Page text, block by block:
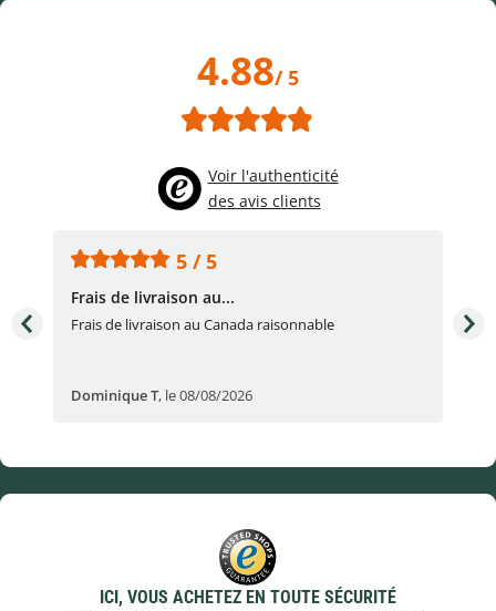
4.88/ 5
Voir l'authenticité
des avis clients
5 / 5
Frais de livraison au...
Frais de livraison au Canada raisonnable
Dominique T, le 08/08/2026
ICI, VOUS ACHETEZ EN TOUTE SÉCURITÉ